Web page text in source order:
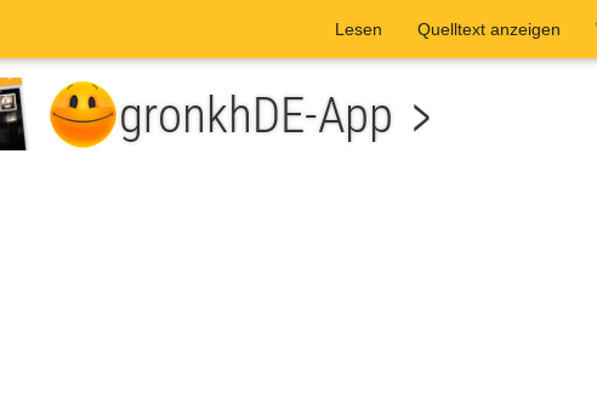
Lesen Quelltext anzeigen